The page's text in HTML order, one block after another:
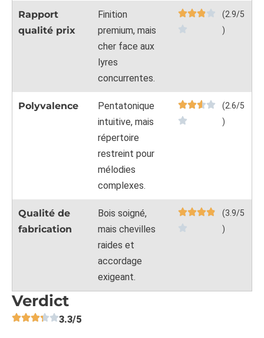
Rapport
qualité prix
Finition
premium, mais
cher face aux
lyres
concurrentes.
(2.9/5
)
Polyvalence
Pentatonique
intuitive, mais
répertoire
restreint pour
mélodies
complexes.
(2.6/5
)
Qualité de
fabrication
Bois soigné,
mais chevilles
raides et
accordage
exigeant.
(3.9/5
)
Verdict
3.3/5